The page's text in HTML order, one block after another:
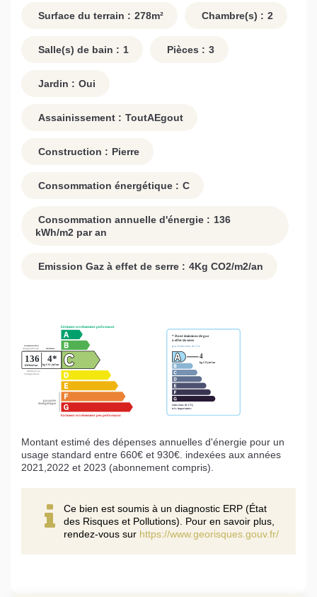
Surface du terrain : 278m² Chambre(s) : 2
Salle(s) de bain : 1 Pièces : 3
Jardin : Oui
Assainissement : ToutAEgout
Construction : Pierre
Consommation énergétique : C
Consommation annuelle d'énergie : 136
kWh/m2 par an
Emission Gaz à effet de serre : 4Kg CO2/m2/an
Montant estimé des dépenses annuelles d'énergie pour un
usage standard entre 660€ et 930€. indexées aux années
2021,2022 et 2023 (abonnement compris).
Ce bien est soumis à un diagnostic ERP (État
des Risques et Pollutions). Pour en savoir plus,
rendez-vous sur https://www.georisques.gouv.fr/